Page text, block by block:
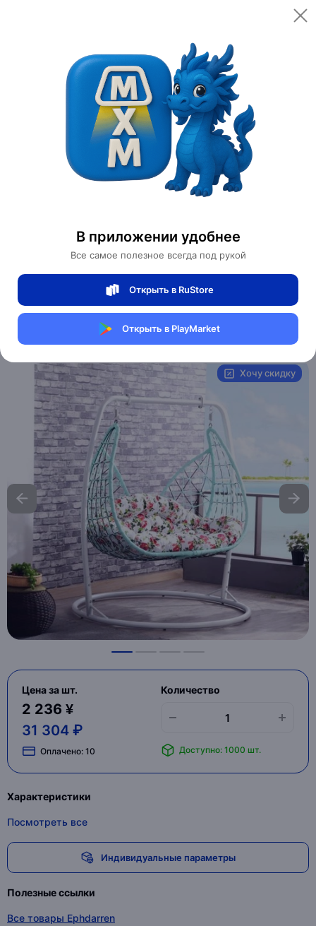
В приложении удобнее
Все самое полезное всегда под рукой
Открыть в RuStore
Открыть в PlayMarket
Открыть
Категории
Мебель для дома и офиса
Подвесные кресла
Подвесное кресло из ротанга FLYHANG
0 отзывов 0
Магазин Ephdarren
Артикул: MXM2137994334
Хочу скидку
Цена за шт.
2 236 ¥
31 304 ₽
Оплачено: 10
Количество
Доступно: 1000 шт.
Характеристики
Посмотреть все
Индивидуальные параметры
Полезные ссылки
Все товары Ephdarren